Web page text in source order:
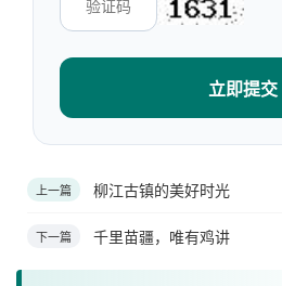
立即提交
上一篇 柳江古镇的美好时光
下一篇 千里苗疆，唯有鸡讲